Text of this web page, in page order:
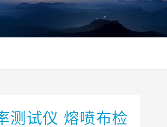
测试仪 熔喷布检